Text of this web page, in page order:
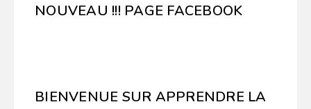
NOUVEAU !!! PAGE FACEBOOK
BIENVENUE SUR APPRENDRE LA